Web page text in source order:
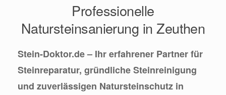
Professionelle
Natursteinsanierung in Zeuthen
Stein-Doktor.de – Ihr erfahrener Partner für
Steinreparatur, gründliche Steinreinigung
und zuverlässigen Natursteinschutz in